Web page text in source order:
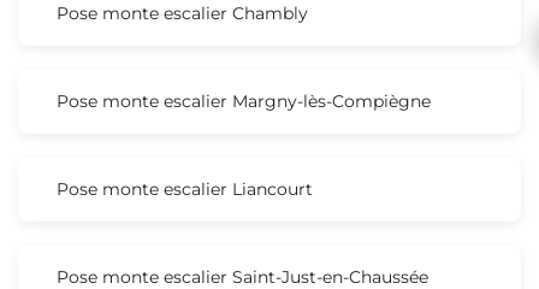
Pose monte escalier Chambly
Pose monte escalier Margny-lès-Compiègne
Pose monte escalier Liancourt
Pose monte escalier Saint-Just-en-Chaussée